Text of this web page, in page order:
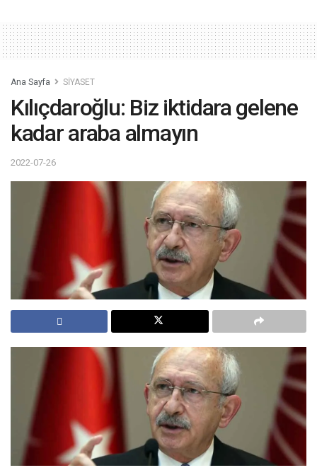
Ana Sayfa SİYASET
Kılıçdaroğlu: Biz iktidara gelene
kadar araba almayın
2022-07-26